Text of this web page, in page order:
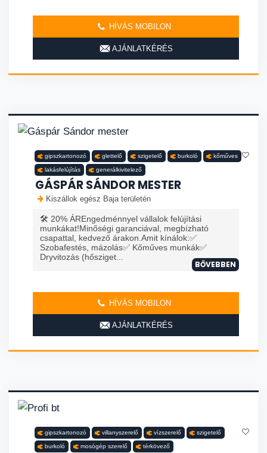
HÍVÁS MOBILON
AJÁNLATKÉRÉS
gipszkartonozó glettelő szigetelő burkoló kőműves
lakásfelújítás generálkivitelező
GÁSPÁR SÁNDOR MESTER
Kiszállok egész Baja területén
🛠️ 20% ÁREngedménnyel vállalok felújítási
munkákat!Minőségi garanciával, megbízható
csapattal, kedvező árakon.Amit kínálok:✅
Szobafestés, mázolás✅ Kőműves munkák✅
Dryvitozás (hősziget...
BŐVEBBEN
HÍVÁS MOBILON
AJÁNLATKÉRÉS
gipszkartonozó villanyszerelő vízszerelő szigetelő
burkoló mosógép szerelő térkövező